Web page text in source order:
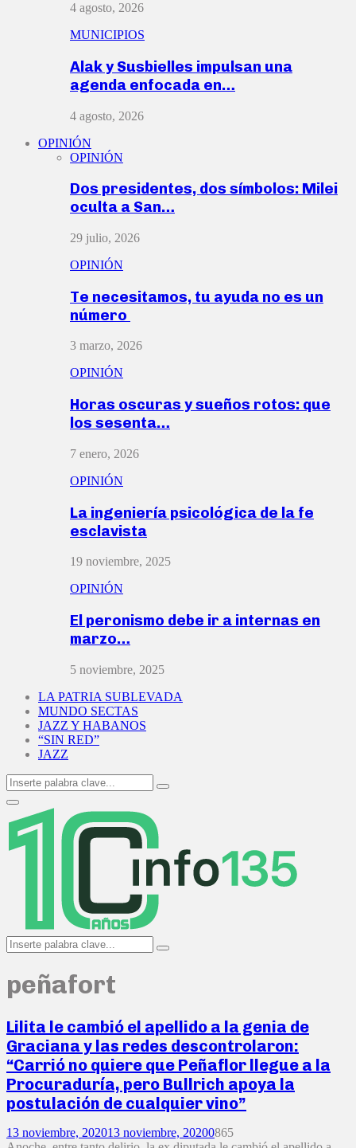
4 agosto, 2026
MUNICIPIOS
Alak y Susbielles impulsan una
agenda enfocada en…
4 agosto, 2026
OPINIÓN
OPINIÓN
Dos presidentes, dos símbolos: Milei
oculta a San…
29 julio, 2026
OPINIÓN
Te necesitamos, tu ayuda no es un
número
3 marzo, 2026
OPINIÓN
Horas oscuras y sueños rotos: que
los sesenta…
7 enero, 2026
OPINIÓN
La ingeniería psicológica de la fe
esclavista
19 noviembre, 2025
OPINIÓN
El peronismo debe ir a internas en
marzo…
5 noviembre, 2025
LA PATRIA SUBLEVADA
MUNDO SECTAS
JAZZ Y HABANOS
“SIN RED”
JAZZ
Search
for:
Search
Primary
Menu
Search
for:
Search
peñafort
Lilita le cambió el apellido a la genia de
Graciana y las redes descontrolaron:
“Carrió no quiere que Peñaflor llegue a la
Procuraduría, pero Bullrich apoya la
postulación de cualquier vino”
13 noviembre, 202013 noviembre, 20200865